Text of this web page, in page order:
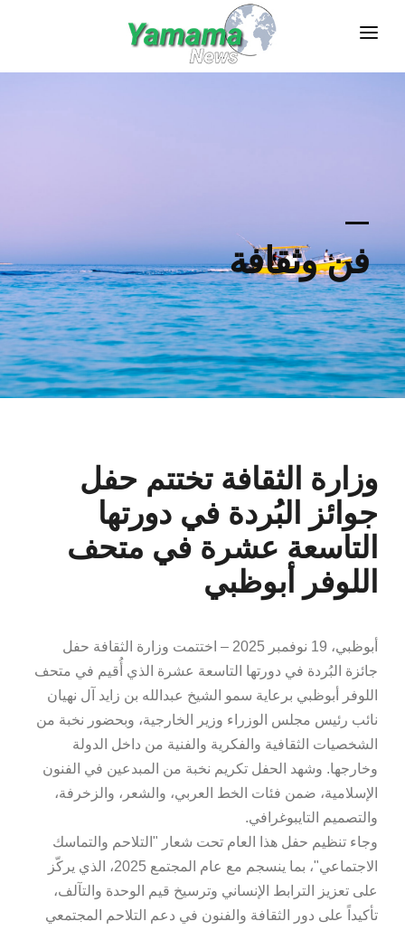
صحف وفضائيات
سياحة
أعمال
الصفحة الرئيسية
فن وثقافة
وزارة الثقافة تختتم حفل
جوائز البُردة في دورتها
التاسعة عشرة في متحف
اللوفر أبوظبي
أبوظبي، 19 نوفمبر 2025 – اختتمت وزارة الثقافة حفل
جائزة البُردة في دورتها التاسعة عشرة الذي أُقيم في متحف
اللوفر أبوظبي برعاية سمو الشيخ عبدالله بن زايد آل نهيان
نائب رئيس مجلس الوزراء وزير الخارجية، وبحضور نخبة من
الشخصيات الثقافية والفكرية والفنية من داخل الدولة
وخارجها. وشهد الحفل تكريم نخبة من المبدعين في الفنون
الإسلامية، ضمن فئات الخط العربي، والشعر، والزخرفة،
والتصميم التايبوغرافي.
وجاء تنظيم حفل هذا العام تحت شعار "التلاحم والتماسك
الاجتماعي"، بما ينسجم مع عام المجتمع 2025، الذي يركّز
على تعزيز الترابط الإنساني وترسيخ قيم الوحدة والتآلف،
تأكيداً على دور الثقافة والفنون في دعم التلاحم المجتمعي